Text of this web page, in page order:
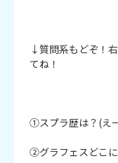
↓質問系もどぞ！
てね！
①スプラ歴は？(え
②グラフェスどこ